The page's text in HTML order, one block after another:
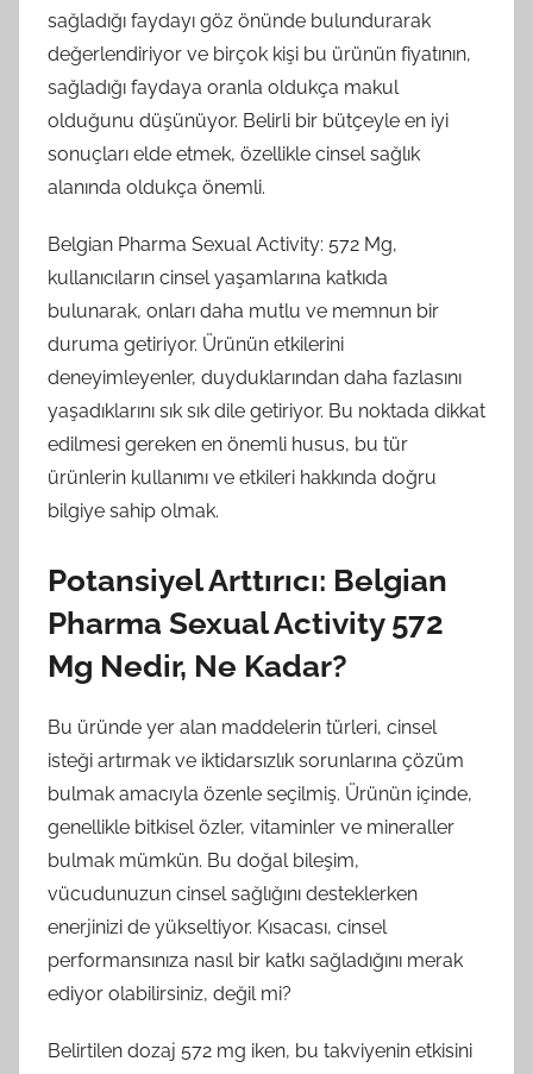
sağladığı faydayı göz önünde bulundurarak
değerlendiriyor ve birçok kişi bu ürünün fiyatının,
sağladığı faydaya oranla oldukça makul
olduğunu düşünüyor. Belirli bir bütçeyle en iyi
sonuçları elde etmek, özellikle cinsel sağlık
alanında oldukça önemli.
Belgian Pharma Sexual Activity: 572 Mg,
kullanıcıların cinsel yaşamlarına katkıda
bulunarak, onları daha mutlu ve memnun bir
duruma getiriyor. Ürünün etkilerini
deneyimleyenler, duyduklarından daha fazlasını
yaşadıklarını sık sık dile getiriyor. Bu noktada dikkat
edilmesi gereken en önemli husus, bu tür
ürünlerin kullanımı ve etkileri hakkında doğru
bilgiye sahip olmak.
Potansiyel Arttırıcı: Belgian
Pharma Sexual Activity 572
Mg Nedir, Ne Kadar?
Bu üründe yer alan maddelerin türleri, cinsel
isteği artırmak ve iktidarsızlık sorunlarına çözüm
bulmak amacıyla özenle seçilmiş. Ürünün içinde,
genellikle bitkisel özler, vitaminler ve mineraller
bulmak mümkün. Bu doğal bileşim,
vücudunuzun cinsel sağlığını desteklerken
enerjinizi de yükseltiyor. Kısacası, cinsel
performansınıza nasıl bir katkı sağladığını merak
ediyor olabilirsiniz, değil mi?
Belirtilen dozaj 572 mg iken, bu takviyenin etkisini